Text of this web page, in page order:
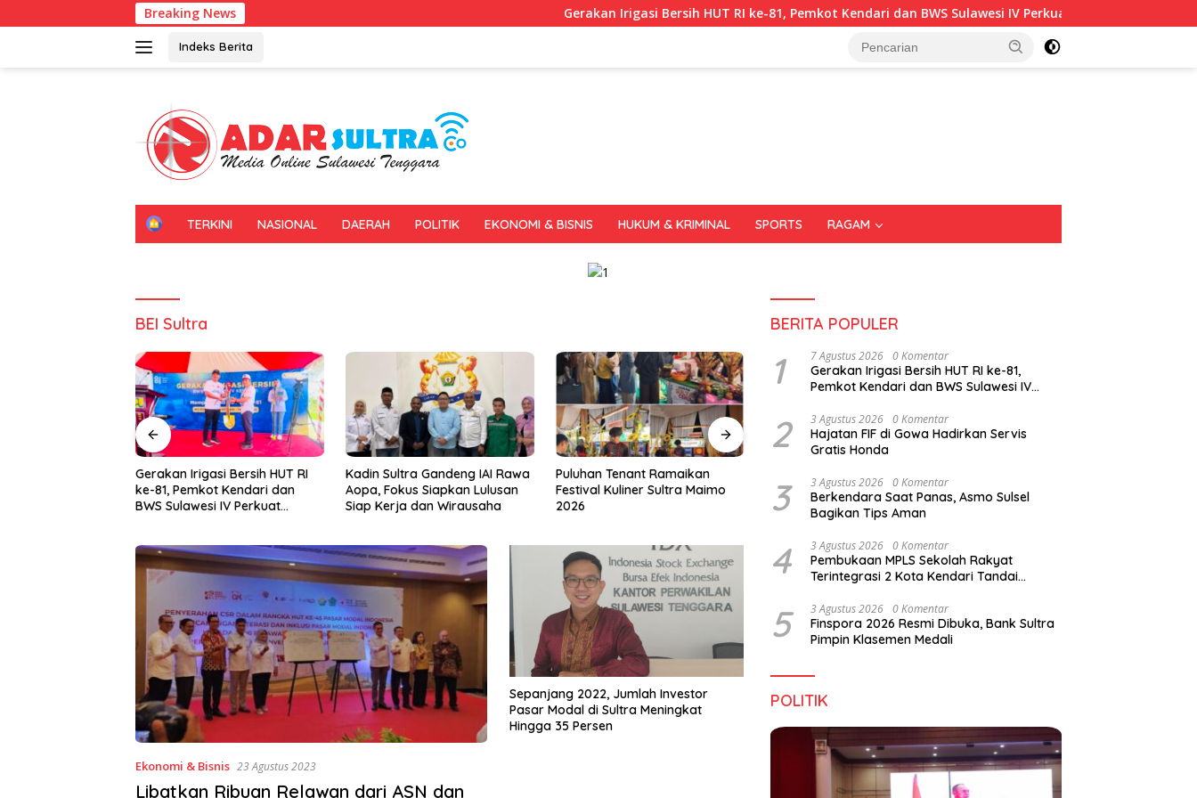
ke
Breaking News Gerakan Irigasi Bersih HUT RI ke-81, Pemkot Kendari dan BWS Sulawesi IV Perkuat Sinergi Jaga Irigasi Amohalo
Indeks Berita
H
TERKINI NASIONAL DAERAH POLITIK EKONOMI & BISNIS HUKUM & KRIMINAL SPORTS RAGAM
BEI Sultra
Kadin Sultra Gandeng IAI Rawa
Aopa, Fokus Siapkan Lulusan
Siap Kerja dan Wirausaha
Puluhan Tenant Ramaikan
Festival Kuliner Sultra Maimo
2026
Tiga Kabupaten Sultra Nikmati
Layanan Imigrasi Terintegrasi
Batas Negara
Sultra Terus Maju, Namun
Infrastruktur Pariwisata dan
Ekonomi & Bisnis 23 Agustus 2023
Libatkan Ribuan Relawan dari ASN dan
Sepanjang 2022, Jumlah Investor
Pasar Modal di Sultra Meningkat
Hingga 35 Persen
BERITA POPULER
1 7 Agustus 2026 0 Komentar
Gerakan Irigasi Bersih HUT RI ke-81,
Pemkot Kendari dan BWS Sulawesi IV
2 3 Agustus 2026 0 Komentar
Hajatan FIF di Gowa Hadirkan Servis
Gratis Honda
3 3 Agustus 2026 0 Komentar
Berkendara Saat Panas, Asmo Sulsel
Bagikan Tips Aman
4 3 Agustus 2026 0 Komentar
Pembukaan MPLS Sekolah Rakyat
Terintegrasi 2 Kota Kendari Tandai
5 3 Agustus 2026 0 Komentar
Finspora 2026 Resmi Dibuka, Bank Sultra
Pimpin Klasemen Medali
POLITIK